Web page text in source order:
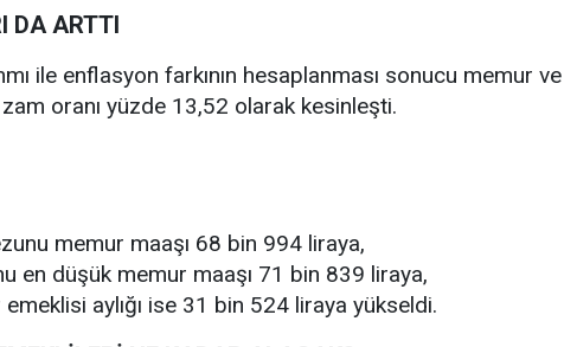
DA ARTTI
ile enflasyon farkının hesaplanması sonucu memur ve
oranı yüzde 13,52 olarak kesinleşti.
memur maaşı 68 bin 994 liraya,
en düşük memur maaşı 71 bin 839 liraya,
aylığı ise 31 bin 524 liraya yükseldi.